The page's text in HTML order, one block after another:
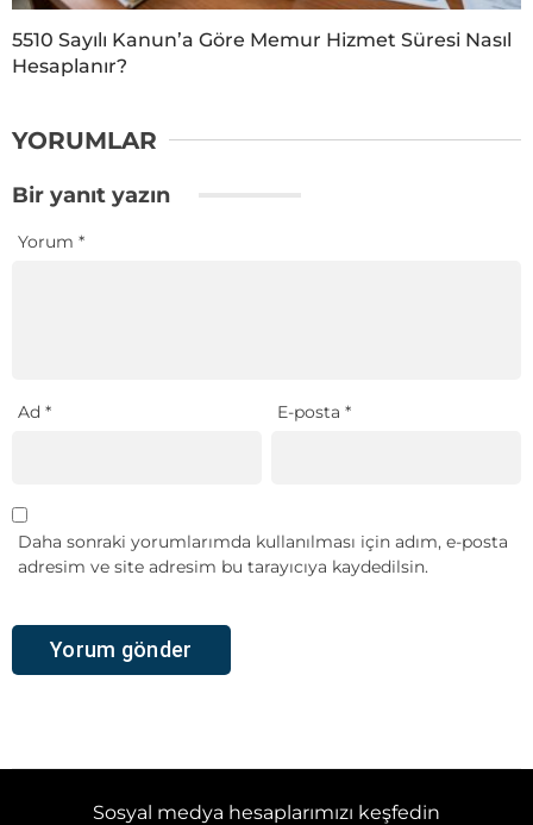
5510 Sayılı Kanun’a Göre Memur Hizmet Süresi Nasıl
Hesaplanır?
YORUMLAR
Bir yanıt yazın
Yorum *
Ad * E-posta*
Daha sonraki yorumlarımda kullanılması için adım, e-posta
adresim ve site adresim bu tarayıcıya kaydedilsin.
Sosyal medya hesaplarımızı keşfedin